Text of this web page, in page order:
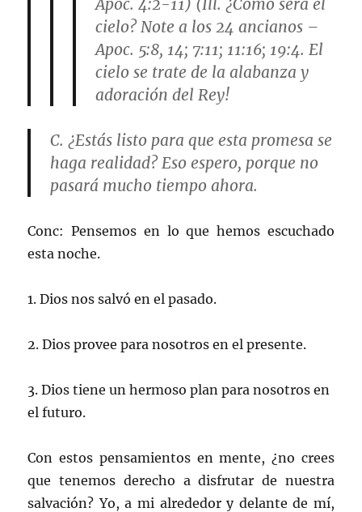
cielo? Note a los 24 ancianos –
Apoc. 5:8, 14; 7:11; 11:16; 19:4. El
cielo se trate de la alabanza y
adoración del Rey!
C. ¿Estás listo para que esta promesa se
haga realidad? Eso espero, porque no
pasará mucho tiempo ahora.
Conc: Pensemos en lo que hemos escuchado
esta noche.
1. Dios nos salvó en el pasado.
2. Dios provee para nosotros en el presente.
3. Dios tiene un hermoso plan para nosotros en
el futuro.
Con estos pensamientos en mente, ¿no crees
que tenemos derecho a disfrutar de nuestra
salvación? Yo, a mi alrededor y delante de mí,